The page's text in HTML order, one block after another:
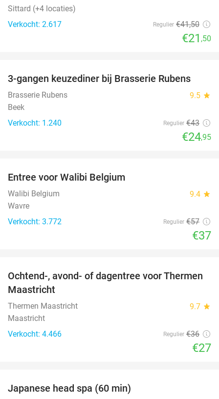
Sittard (+4 locaties)
Verkocht: 2.617
Regulier €41,50
€21 ,50
42%
3-gangen keuzediner bij Brasserie Rubens
Brasserie Rubens 9.5 star
Beek
Verkocht: 1.240
Regulier €43
€24,95
Entree voor Walibi Belgium
Walibi Belgium 9.4 star
Wavre
Verkocht: 3.772
Regulier €57
€37
25%
Ochtend-, avond- of dagentree voor Thermen
Maastricht
Thermen Maastricht 9.7 star
Maastricht
Verkocht: 4.466
Regulier €36
€27
Japanese head spa (60 min)